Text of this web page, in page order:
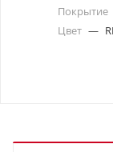
Покрытие
Цвет —